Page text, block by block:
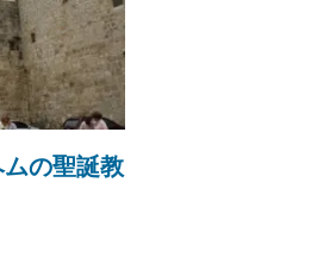
の聖誕教